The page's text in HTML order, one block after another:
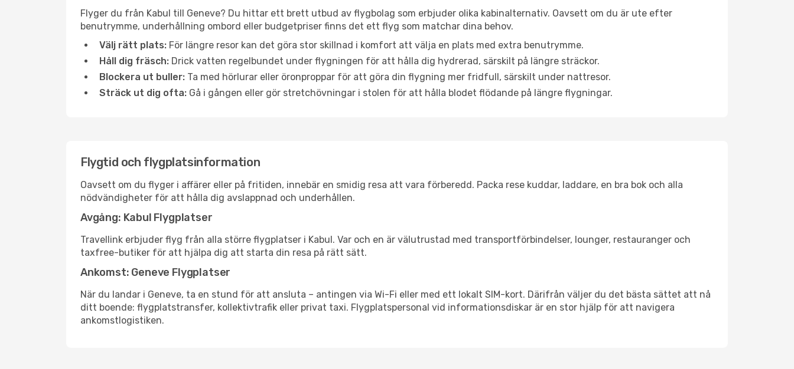
Flyger du från Kabul till Geneve? Du hittar ett brett utbud av flygbolag som erbjuder olika kabinalternativ. Oavsett om du är ute efter
benutrymme, underhållning ombord eller budgetpriser finns det ett flyg som matchar dina behov.
Välj rätt plats: För längre resor kan det göra stor skillnad i komfort att välja en plats med extra benutrymme.
Håll dig fräsch: Drick vatten regelbundet under flygningen för att hålla dig hydrerad, särskilt på längre sträckor.
Blockera ut buller: Ta med hörlurar eller öronproppar för att göra din flygning mer fridfull, särskilt under nattresor.
Sträck ut dig ofta: Gå i gången eller gör stretchövningar i stolen för att hålla blodet flödande på längre flygningar.
Flygtid och flygplatsinformation
Oavsett om du flyger i affärer eller på fritiden, innebär en smidig resa att vara förberedd. Packa rese kuddar, laddare, en bra bok och alla
nödvändigheter för att hålla dig avslappnad och underhållen.
Avgång: Kabul Flygplatser
Travellink erbjuder flyg från alla större flygplatser i Kabul. Var och en är välutrustad med transportförbindelser, lounger, restauranger och
taxfree-butiker för att hjälpa dig att starta din resa på rätt sätt.
Ankomst: Geneve Flygplatser
När du landar i Geneve, ta en stund för att ansluta – antingen via Wi-Fi eller med ett lokalt SIM-kort. Därifrån väljer du det bästa sättet att nå
ditt boende: flygplatstransfer, kollektivtrafik eller privat taxi. Flygplatspersonal vid informationsdiskar är en stor hjälp för att navigera
ankomstlogistiken.